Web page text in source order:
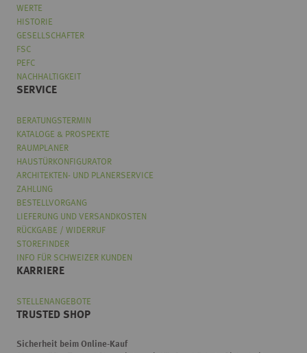
WERTE
HISTORIE
GESELLSCHAFTER
FSC
PEFC
NACHHALTIGKEIT
SERVICE
BERATUNGSTERMIN
KATALOGE & PROSPEKTE
RAUMPLANER
HAUSTÜRKONFIGURATOR
ARCHITEKTEN- UND PLANERSERVICE
ZAHLUNG
BESTELLVORGANG
LIEFERUNG UND VERSANDKOSTEN
RÜCKGABE / WIDERRUF
STOREFINDER
INFO FÜR SCHWEIZER KUNDEN
KARRIERE
STELLENANGEBOTE
TRUSTED SHOP
Sicherheit beim Online-Kauf